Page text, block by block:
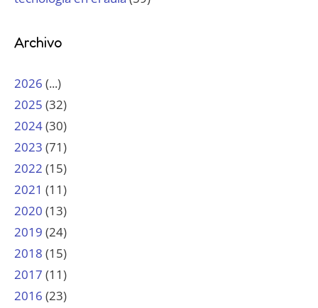
Archivo
2026 (...)
2025 (32)
2024(30)
2023 (71)
2022 (15)
2021 (11)
2020 (13)
2019 (24)
2018 (15)
2017 (11)
2016 (23)